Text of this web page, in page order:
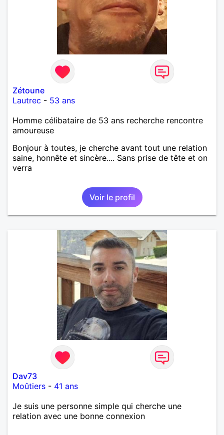
Zétoune
Lautrec - 53 ans
Homme célibataire de 53 ans recherche rencontre
amoureuse
Bonjour à toutes, je cherche avant tout une relation
saine, honnête et sincère.... Sans prise de tête et on
verra
Voir le profil
Dav73
Moûtiers - 41 ans
Je suis une personne simple qui cherche une
relation avec une bonne connexion